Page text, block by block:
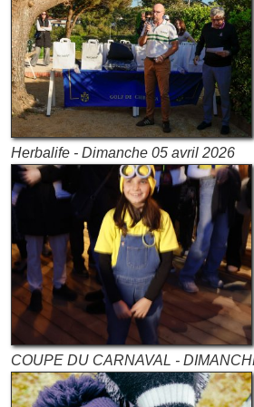
Herbalife - Dimanche 05 avril 2026
COUPE DU CARNAVAL -